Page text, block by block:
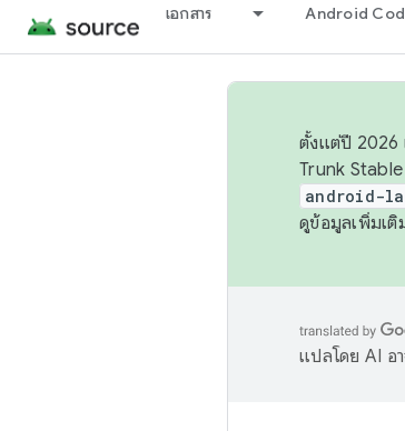
เอกสาร Android
ตั้งแต่ปี 2026
Trunk
android-
ดูข้อมูลเพิ่มเติ
แปลโดย AI อ